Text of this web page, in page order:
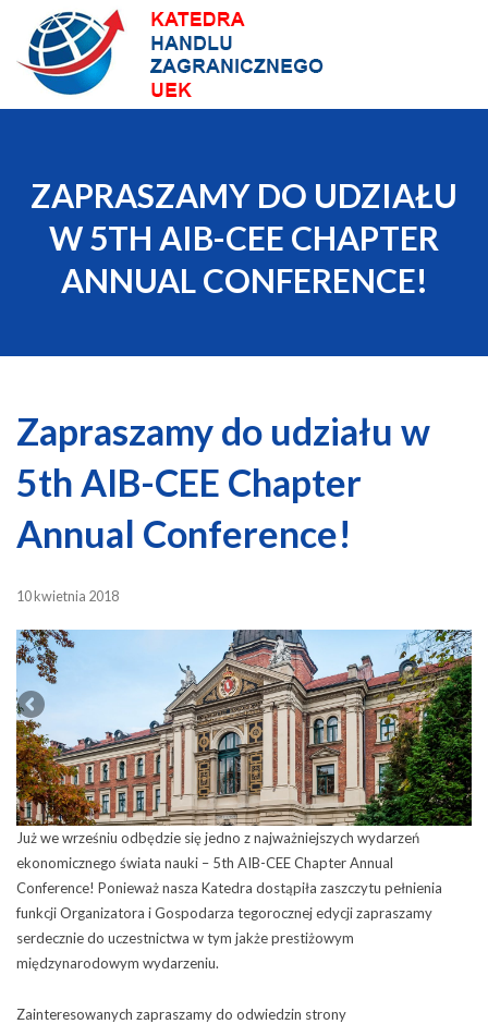
content
ZAPRASZAMY DO UDZIAŁU
W 5TH AIB-CEE CHAPTER
ANNUAL CONFERENCE!
Zapraszamy do udziału w
5th AIB-CEE Chapter
Annual Conference!
10 kwietnia 2018
Już we wrześniu odbędzie się jedno z najważniejszych wydarzeń
ekonomicznego świata nauki – 5th AIB-CEE Chapter Annual
Conference! Ponieważ nasza Katedra dostąpiła zaszczytu pełnienia
funkcji Organizatora i Gospodarza tegorocznej edycji zapraszamy
serdecznie do uczestnictwa w tym jakże prestiżowym
międzynarodowym wydarzeniu.
Zainteresowanych zapraszamy do odwiedzin strony